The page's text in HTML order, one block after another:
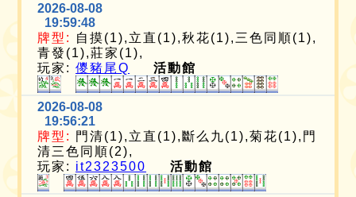
2026-08-08
19:59:48
牌型:
自摸(1),立直(1),秋花(1),三色同順(1),
青發(1),莊家(1),
玩家:儍豬尾Q 活動館
2026-08-08
19:56:21
牌型:
門清(1),立直(1),斷么九(1),菊花(1),門
清三色同順(2),
玩家: it2323500 活動館